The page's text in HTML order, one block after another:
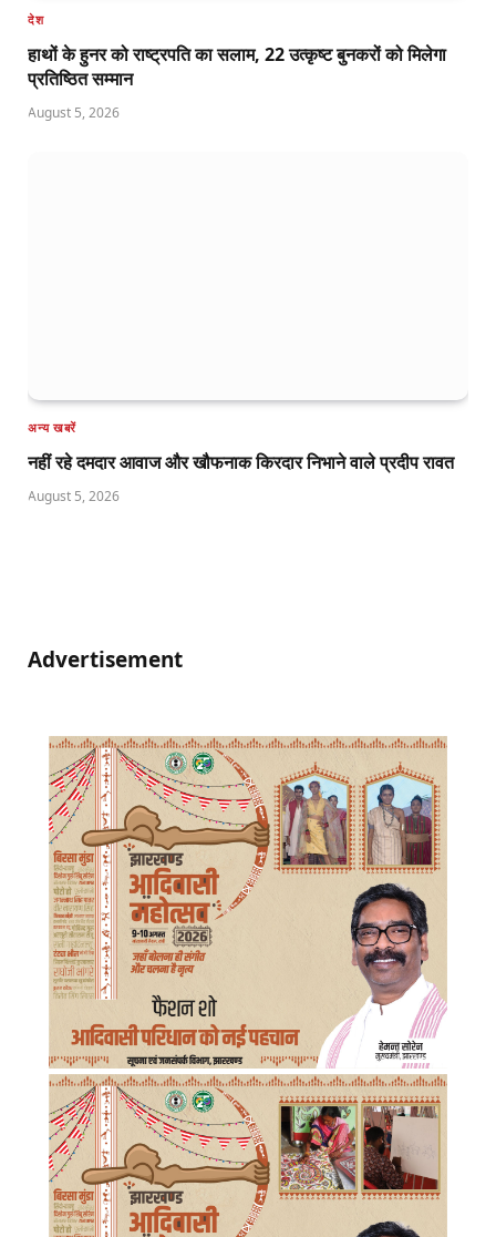
देश
हाथों के हुनर को राष्ट्रपति का सलाम, 22 उत्कृष्ट बुनकरों को मिलेगा
प्रतिष्ठित सम्मान
August 5, 2026
अन्य खबरें
नहीं रहे दमदार आवाज और खौफनाक किरदार निभाने वाले प्रदीप रावत
August 5, 2026
Advertisement